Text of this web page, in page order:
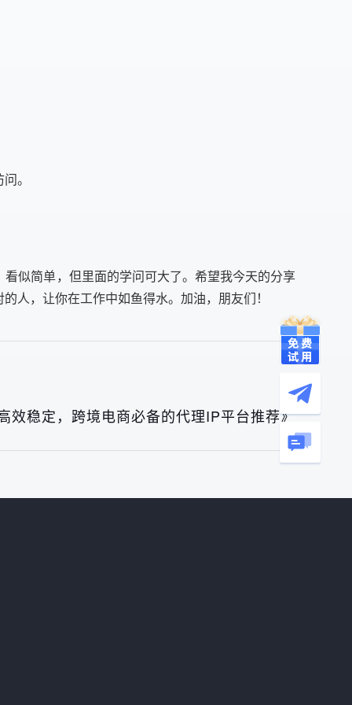
。
似简单，但里面的学问可大了。希望我今天的分享
人，让你在工作中如鱼得水。加油，朋友们！
效稳定，跨境电商必备的代理IP平台推荐》